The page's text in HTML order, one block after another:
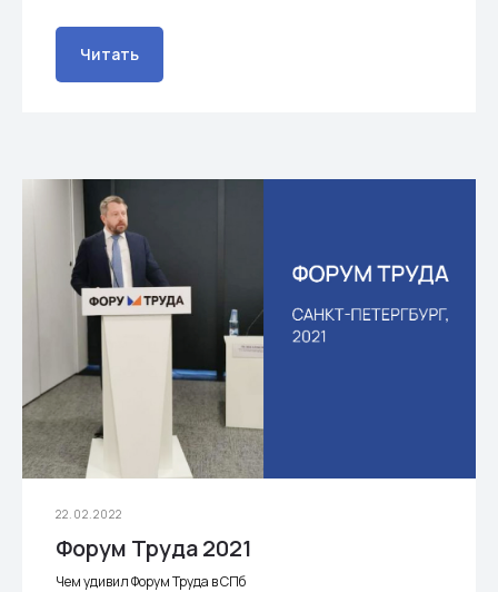
Читать
22.02.2022
Форум Труда 2021
Чем удивил Форум Труда в СПб